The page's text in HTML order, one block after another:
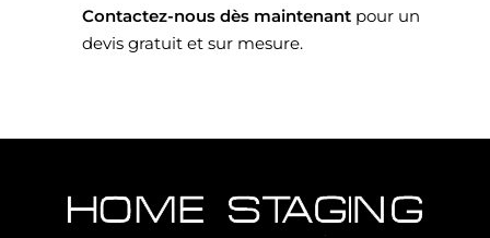
Contactez-nous dès maintenantpour un
devis gratuit et sur mesure.